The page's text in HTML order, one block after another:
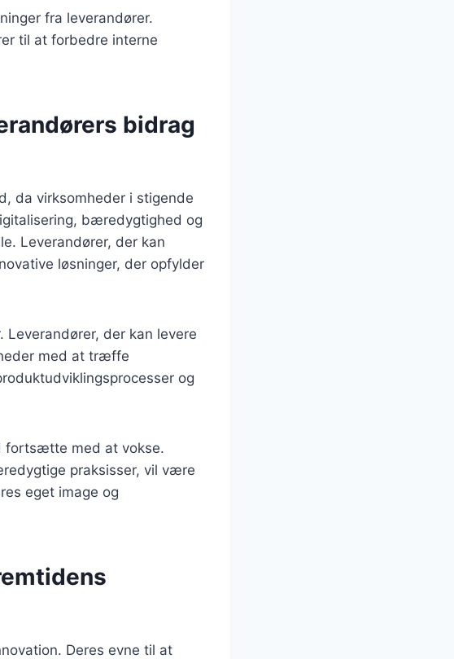
fra leverandører.
til at forbedre interne
bidrag
da virksomheder i stigende
bæredygtighed og
Leverandører, der kan
løsninger, der opfylder
der kan levere
med at træffe
og
fortsætte med at vokse.
praksisser, vil være
eget image og
Deres evne til at